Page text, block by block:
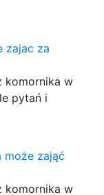
zajac za
komornika w
pytań i
może zająć
komornika w